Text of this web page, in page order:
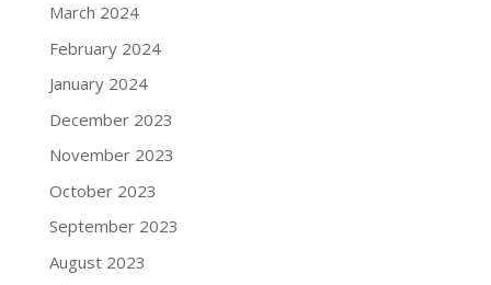
March 2024
February 2024
January 2024
December 2023
November 2023
October 2023
September 2023
August 2023